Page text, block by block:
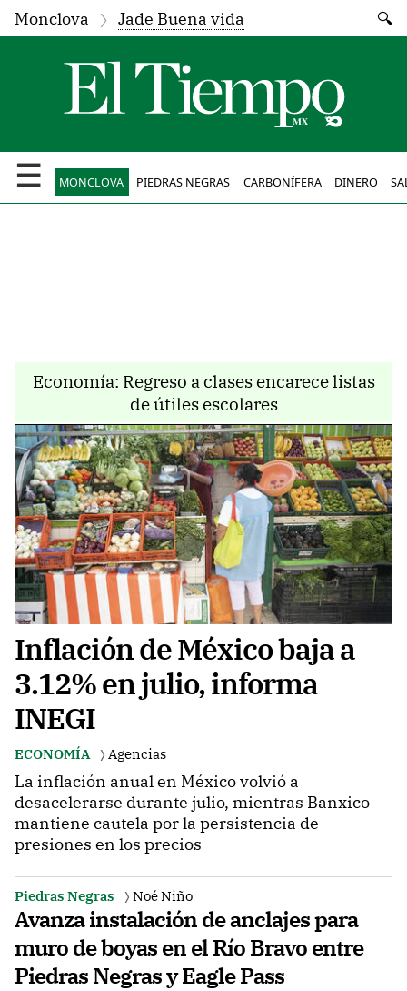
Monclova Jade Buena vida 🔍
☰ MONCLOVA PIEDRAS NEGRAS CARBONÍFERA DINERO
Economía: Regreso a clases encarece listas
de útiles escolares
Inflación de México baja a
3.12% en julio, informa
INEGI
ECONOMÍA Agencias
La inflación anual en México volvió a
desacelerarse durante julio, mientras Banxico
mantiene cautela por la persistencia de
presiones en los precios
Piedras Negras Noé Niño
Avanza instalación de anclajes para
muro de boyas en el Río Bravo entre
Piedras Negras y Eagle Pass